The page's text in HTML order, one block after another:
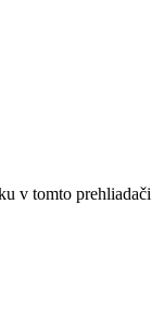
v tomto prehliadači